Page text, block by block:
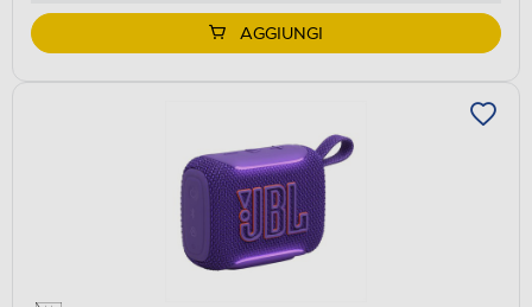
AGGIUNGI